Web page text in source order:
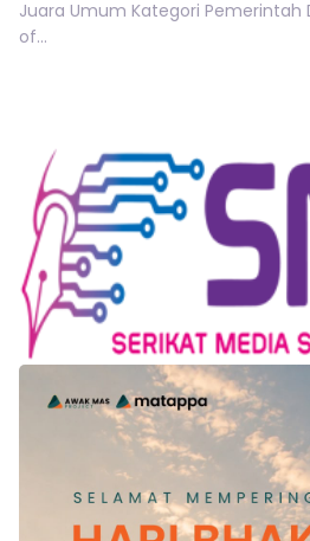
Juara Umum Kategori Pemerintah
of...